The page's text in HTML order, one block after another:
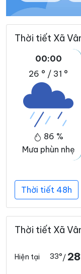
Thời tiết Xã
00:00
26 ° / 31 °
86 %
Mưa phùn nhẹ
Thời tiết 48h
Thời tiết Xã
Hiện tại 33°/